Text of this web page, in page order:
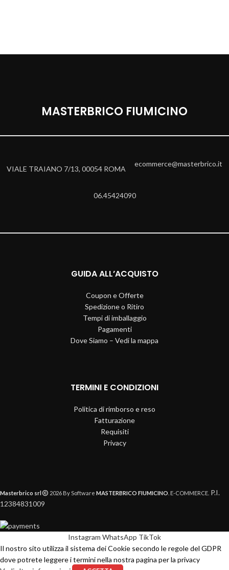
MASTERBRICO FIUMICINO
VIALE TRAIANO 7/13, 00054 ROMA
ecommerce@masterbrico.it
06.45424090
GUIDA ALL’ACQUISTO
Coupon e Offerte
Spedizione o Ritiro
Tempi di imballaggio
Pagamenti
Dove Siamo – Vedi la mappa
TERMINI E CONDIZIONI
Politica di rimborso e reso
Fatturazione
Requisiti
Privacy
Masterbrico srl 2026 By Software MASTERBRICO FIUMICINO . E-COMMERCE. P.I.
12384831009
Instagram WhatsApp TikTok
Il nostro sito utilizza il sistema dei Cookie secondo le regole del GDPR
dove potrete leggere i termini nella nostra pagina per la privacy